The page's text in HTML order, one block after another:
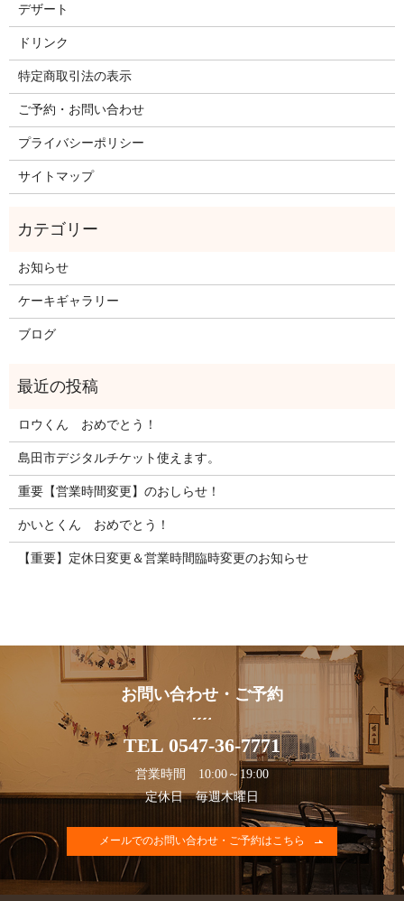
デザート
ドリンク
特定商取引法の表示
ご予約・お問い合わせ
プライバシーポリシー
サイトマップ
お知らせ
ケーキギャラリー
ブログ
ロウくん おめでとう！
島田市デジタルチケット使えます。
重要【営業時間変更】のおしらせ！
かいとくん おめでとう！
【重要】定休日変更＆営業時間臨時変更のお知らせ
お問い合わせ・ご予約
TEL 0547-36-7771
営業時間 10:00～19:00
定休日 毎週木曜日
メールでのお問い合わせ・ご予約はこちら